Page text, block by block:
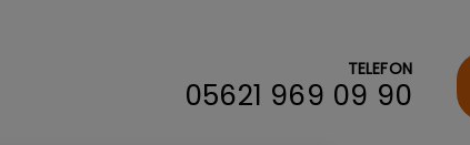
TELEFON
05621 969 09 90